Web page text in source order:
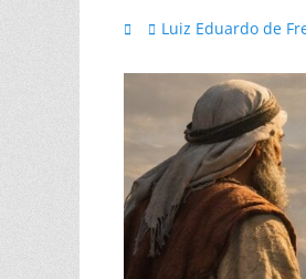
Postada
Autor
Luiz Eduardo de